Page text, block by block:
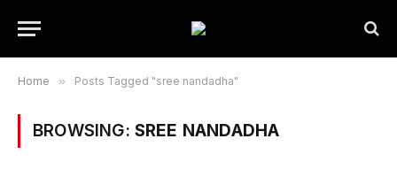
Home » Posts Tagged "sree nandadha"
BROWSING: SREE NANDADHA